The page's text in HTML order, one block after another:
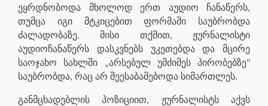
ეყრდნობოდა მხოლოდ ერთ აუდიო ჩანაწერს,
თუმცა იგი მტკიცებით ფორმაში საუბრობდა
ძალადობაზე. მისი თქმით, ჟურნალისტი
აუდიოჩანაწერს დასკვნებს უკეთებდა და მცირე
საოჯახო სახლში „არსებულ უმძიმეს პირობებზე"
საუბრობდა, რაც არ შეესაბამებოდა სიმართლეს.
განმცხადებლის პოზიციით, ჟურნალისტს აქვს